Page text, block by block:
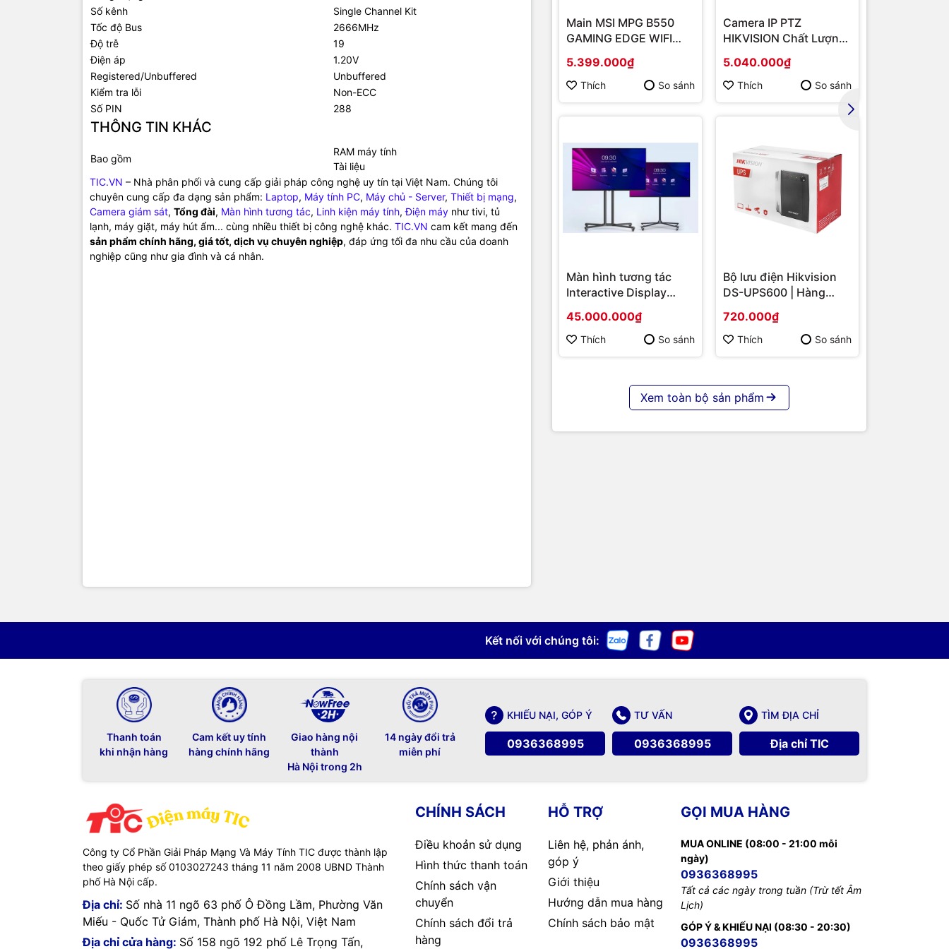
Số kênh
Single Channel Kit
Tốc độ Bus
2666MHz
Độ trễ
19
Điện áp
1.20V
Registered/Unbuffered
Unbuffered
Kiểm tra lỗi
Non-ECC
Số PIN
288
THÔNG TIN KHÁC
Bao gồm
RAM máy tính
Tài liệu
TIC.VN – Nhà phân phối và cung cấp giải pháp công nghệ uy tín tại Việt Nam. Chúng tôi
chuyên cung cấp đa dạng sản phẩm: Laptop, Máy tính PC, Máy chủ - Server, Thiết bị mạng,
Camera giám sát, Tổng đài, Màn hình tương tác, Linh kiện máy tính,Điện máy như tivi, tủ
lạnh, máy giặt, máy hút ẩm... cùng nhiều thiết bị công nghệ khác. TIC.VN cam kết mang đến
sản phẩm chính hãng, giá tốt, dịch vụ chuyên nghiệp, đáp ứng tối đa nhu cầu của doanh
nghiệp cũng như gia đình và cá nhân.
Main MSI MPG B550
GAMING EDGE WIFI
Socket AM4/ VGA
onboard)
5.399.000₫
Thích So sánh
Camera IP PTZ
HIKVISION Chất Lượng
5.040.000₫
Thích So sánh
Màn hình tương tác
Interactive Display
D5B86RB/FL 86 | Cấu
hình cao cấp | Hàng
chính hãng
45.000.000₫
Thích So sánh
Bộ lưu điện Hikvision
DS-UPS600 | Hàng
720.000₫
Thích So sánh
Xem toàn bộ sản phẩm
Kết nối với chúng tôi:
Thanh toán
khi nhận hàng
Cam kết uy tính
hàng chính hãng
Giao hàng nội
thành
Hà Nội trong 2h
14 ngày đổi trả
miễn phí
KHIẾU NẠI, GÓP Ý
0936368995
TƯ VẤN
0936368995
TÌM ĐỊA CHỈ
Địa chỉ TIC
Công ty Cổ Phần Giải Pháp Mạng Và Máy Tính TIC được thành lập
theo giấy phép số 0103027243 tháng 11 năm 2008 UBND Thành
phố Hà Nội cấp.
Địa chỉ: Số nhà 11 ngõ 63 phố Ô Đồng Lầm, Phường Văn
Miếu - Quốc Tử Giám, Thành phố Hà Nội, Việt Nam
Địa chỉ cửa hàng: Số 158 ngõ 192 phố Lê Trọng Tấn,
CHÍNH SÁCH
Điều khoản sử dụng
Hình thức thanh toán
Chính sách vận
chuyển
Chính sách đổi trả
hàng
HỖ TRỢ
Liên hệ, phản ánh,
góp ý
Giới thiệu
Hướng dẫn mua hàng
Chính sách bảo mật
GỌI MUA HÀNG
MUA ONLINE (08:00 - 21:00 mỗi
ngày)
0936368995
Tất cả các ngày trong tuần (Trừ tết Âm
Lịch)
GÓP Ý & KHIẾU NẠI (08:30 - 20:30)
0936368995